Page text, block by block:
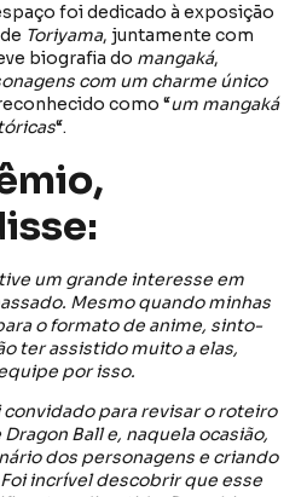
foi dedicado à exposição
Toriyama, juntamente com
biografia do mangaká,
com um charme único
como “um mangaká
“.
um grande interesse em
Mesmo quando minhas
o formato de anime, sinto-
ter assistido muito a elas,
por isso.
convidado para revisar o roteiro
Ball e, naquela ocasião,
dos personagens e criando
incrível descobrir que esse